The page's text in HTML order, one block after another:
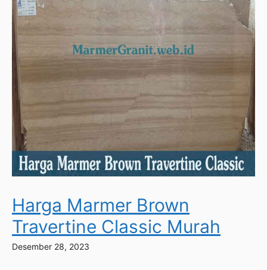
Harga Marmer Brown
Travertine Classic Murah
Desember 28, 2023